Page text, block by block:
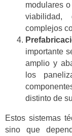
modulares
viabilidad,
complejos
importante
amplio y
los
distinto de
Estos sistemas
sino que